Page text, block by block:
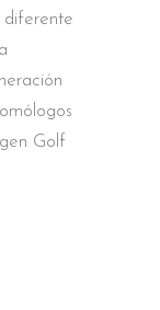
diferente
Golf